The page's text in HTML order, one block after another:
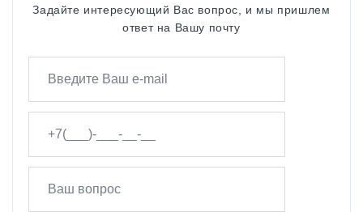
Задайте интересующий Вас вопрос, и мы пришлем
ответ на Вашу почту